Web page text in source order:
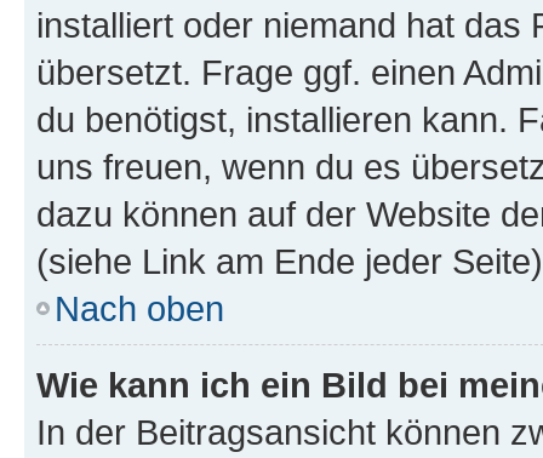
installiert oder niemand hat das
übersetzt. Frage ggf. einen
du benötigst, installieren kann.
uns freuen, wenn du es
dazu können auf der Website
(siehe Link am Ende jeder
Nach oben
Wie kann ich ein Bild bei
In der Beitragsansicht können